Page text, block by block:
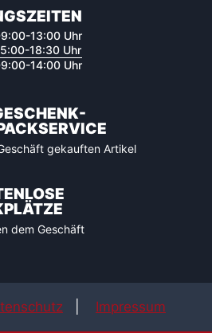
13:00 Uhr
18:30 Uhr
14:00 Uhr
gekauften Artikel
dem Geschäft
Impressum